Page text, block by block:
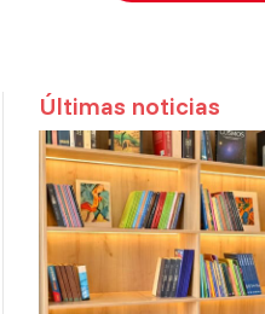
Últimas noticias